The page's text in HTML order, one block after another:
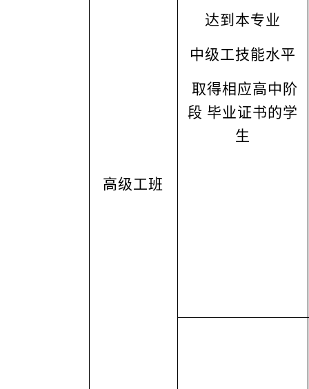
高级工班
达到本专业
中级工技能水平
取得相应高中阶
段 毕业证书的学
生